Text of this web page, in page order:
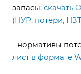
запасы: скачать
(НУР, потери,
- нормативы
лист в формате